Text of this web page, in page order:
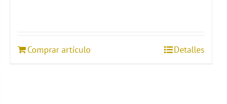
Comprar artículo Detalles